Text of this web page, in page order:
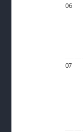
06
07